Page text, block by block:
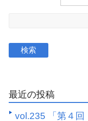
最近の投稿
vol.235 「第４